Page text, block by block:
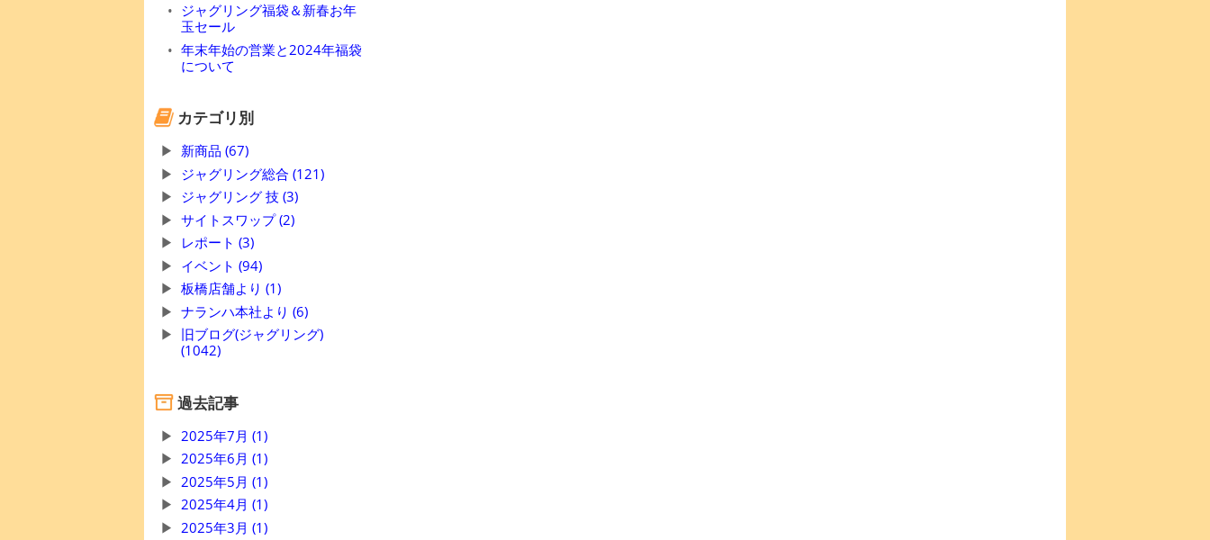
ジャグリング福袋＆新春お年
玉セール
年末年始の営業と2024年福袋
について
カテゴリ別
新商品 (67)
ジャグリング総合 (121)
ジャグリング 技 (3)
サイトスワップ (2)
レポート (3)
イベント (94)
板橋店舗より (1)
ナランハ本社より (6)
旧ブログ(ジャグリング)
(1042)
過去記事
2025年7月 (1)
2025年6月 (1)
2025年5月 (1)
2025年4月 (1)
2025年3月 (1)